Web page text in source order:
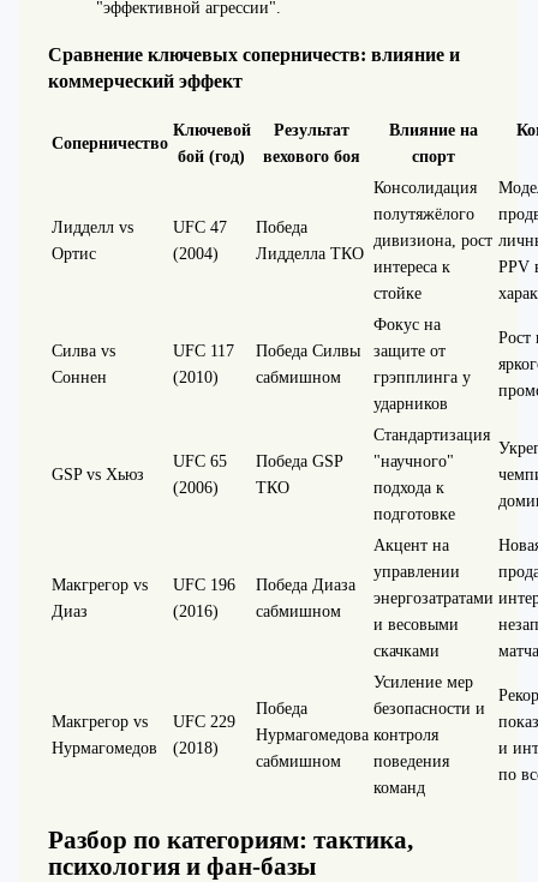
"эффективной агрессии".
Сравнение ключевых соперничеств: влияние и
коммерческий эффект
Соперничество
Ключевой
бой (год)
Результат
вехового боя
Влияние на
спорт
Лидделл vs
Ортис
UFC 47
(2004)
Победа
Лидделла ТКО
Консолидация
полутяжёлого
дивизиона, рост
интереса к
стойке
PPV
Силва vs
Соннен
UFC 117
(2010)
Победа Силвы
сабмишном
Фокус на
защите от
грэпплинга у
ударников
Рост
GSP vs Хьюз
UFC 65
(2006)
Победа GSP
ТКО
Стандартизация
"научного"
подхода к
подготовке
Макгрегор vs
Диаз
UFC 196
(2016)
Победа Диаза
сабмишном
Акцент на
управлении
энергозатратами
и весовыми
скачками
Макгрегор vs
Нурмагомедов
UFC 229
(2018)
Победа
Нурмагомедова
сабмишном
Усиление мер
безопасности и
контроля
поведения
команд
и
по
Разбор по категориям: тактика,
психология и фан-базы